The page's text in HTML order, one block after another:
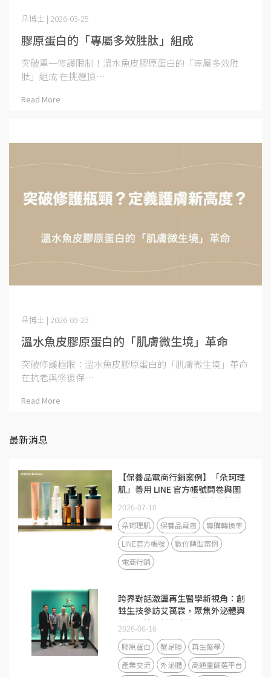
膠原蛋白的「專屬多效胜肽」組成
朵博士 | 2026-03-25
突破單一修護限制！溫水魚皮膠原蛋白的「專屬多效胜
肽」組成 在挑選頂⋯
Read More
溫水魚皮膠原蛋白的「肌膚微生境」革命
朵博士 | 2026-03-23
突破修護極限：溫水魚皮膠原蛋白的「肌膚微生境」革命
在抗老與修復保⋯
Read More
最新消息
【保養品電商行銷案例】「朵珂理
肌」善用 LINE 官方帳號問卷與圖
文選單，節省 50% 導購人力並帶
動回流率大增 40%
2026-07-10
朵珂理肌 保養品電商
導購轉換率
LINE官方帳號
數位轉型案例
電商行銷
跨界對話激盪再生醫學新視角：創
甡生技參訪艾萬霖，聚焦外泌體與
高通量篩選技術交流
2026-06-16
膠原蛋白 蟹足腫
再生醫學
產業交流
外泌體 高通量篩選平台